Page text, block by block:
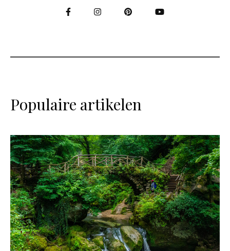
Populaire artikelen